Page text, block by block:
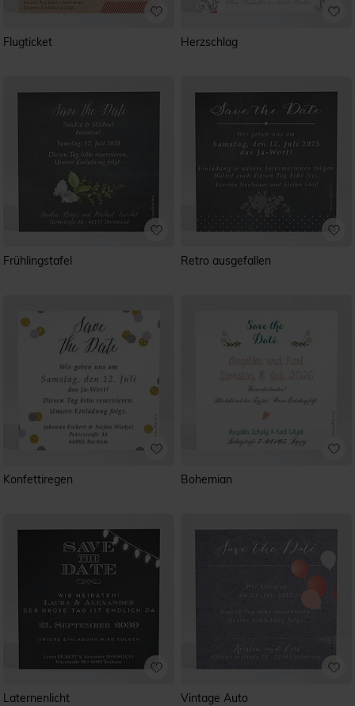
Flugticket Herzschlag
Frühlingstafel Retro ausgefallen
Konfettiregen Bohemian
La­ter­nen­licht Vintage Auto